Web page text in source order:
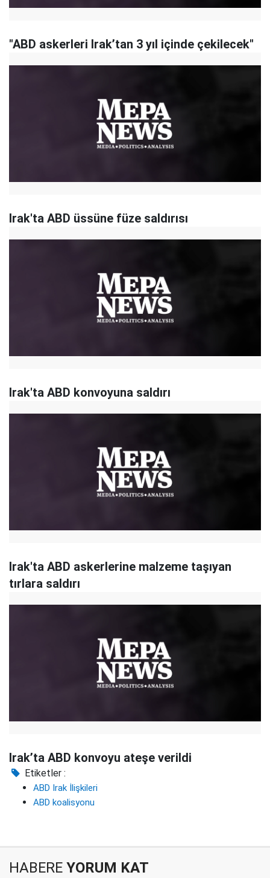
"ABD askerleri Irak’tan 3 yıl içinde çekilecek"
Irak'ta ABD üssüne füze saldırısı
Irak'ta ABD konvoyuna saldırı
Irak'ta ABD askerlerine malzeme taşıyan
tırlara saldırı
Irak’ta ABD konvoyu ateşe verildi
Etiketler :
ABD Irak İlişkileri
ABD koalisyonu
HABERE YORUM KAT